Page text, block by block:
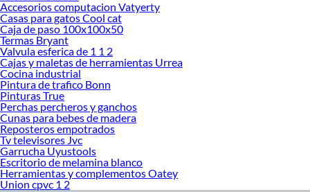
Accesorios computacion Vatyerty
Casas para gatos Cool cat
Caja de paso 100x100x50
Termas Bryant
Valvula esferica de 1 1 2
Cajas y maletas de herramientas Urrea
Cocina industrial
Pintura de trafico Bonn
Pinturas True
Perchas percheros y ganchos
Cunas para bebes de madera
Reposteros empotrados
Tv televisores Jvc
Garrucha Uyustools
Escritorio de melamina blanco
Herramientas y complementos Oatey
Union cpvc 1 2